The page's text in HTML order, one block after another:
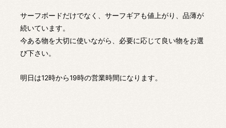
サーフボードだけでなく、サーフギアも値上がり、品薄が
続いています。
今ある物を大切に使いながら、必要に応じて良い物をお選
び下さい。
明日は12時から19時の営業時間になります。